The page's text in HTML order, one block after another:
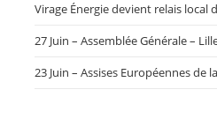
Virage Énergie devient relais local
27 Juin – Assemblée Générale –
23 Juin – Assises Européennes de